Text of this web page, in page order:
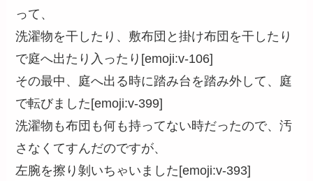
って、
洗濯物を干したり、敷布団と掛け布団を干したり
で庭へ出たり入ったり[emoji:v-106]
その最中、庭へ出る時に踏み台を踏み外して、庭
で転びました[emoji:v-399]
洗濯物も布団も何も持ってない時だったので、汚
さなくてすんだのですが、
左腕を擦り剝いちゃいました[emoji:v-393]